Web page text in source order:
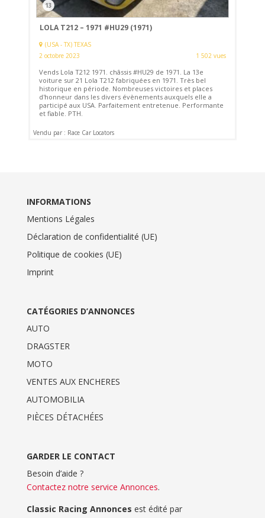
13
LOLA T212 – 1971 #HU29 (1971)
(USA - TX) TEXAS
2 octobre 2023
1 502 vues
Vends Lola T212 1971. châssis #HU29 de 1971. La 13e
voiture sur 21 Lola T212 fabriquées en 1971. Très bel
historique en période. Nombreuses victoires et places
d'honneur dans les divers évènements auxquels elle a
participé aux USA. Parfaitement entretenue. Performante
et fiable. PTH.
Vendu par : Race Car Locators
INFORMATIONS
Mentions Légales
Déclaration de confidentialité (UE)
Politique de cookies (UE)
Imprint
CATÉGORIES D’ANNONCES
AUTO
DRAGSTER
MOTO
VENTES AUX ENCHERES
AUTOMOBILIA
PIÈCES DÉTACHÉES
GARDER LE CONTACT
Besoin d’aide ?
Contactez notre service Annonces.
Classic Racing Annonces est édité par